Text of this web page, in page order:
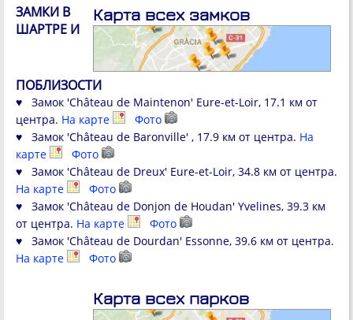
Карта всех замков
ЗАМКИ В
ШАРТРЕ И
ПОБЛИЗОСТИ
♥ Замок 'Château de Maintenon' Eure-et-Loir, 17.1 км от
центра. На карте
Фото
♥ Замок 'Château de Baronville' , 17.9 км от центра. На
карте
Фото
♥ Замок 'Château de Dreux' Eure-et-Loir, 34.8 км от центра.
На карте
Фото
♥ Замок 'Château de Donjon de Houdan' Yvelines, 39.3 км
от центра. На карте
Фото
♥ Замок 'Château de Dourdan' Essonne, 39.6 км от центра.
На карте
Фото
Карта всех парков